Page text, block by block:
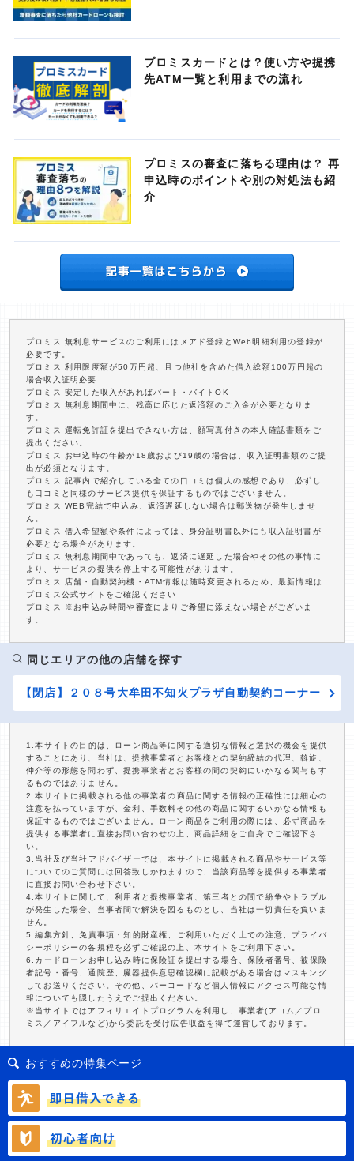
プロミスカードとは？使い方や提携
先ATM一覧と利用までの流れ
プロミスの審査に落ちる理由は？ 再
申込時のポイントや別の対処法も紹
介
プロミス 無利息サービスのご利用にはメアド登録とWeb明細利用の登録が
必要です。
プロミス 利用限度額が50万円超、且つ他社を含めた借入総額100万円超の
場合収入証明必要
プロミス 安定した収入があればパート・バイトOK
プロミス 無利息期間中に、残高に応じた返済額のご入金が必要となりま
す。
プロミス 運転免許証を提出できない方は、顔写真付きの本人確認書類をご
提出ください。
プロミス お申込時の年齢が18歳および19歳の場合は、収入証明書類のご提
出が必須となります。
プロミス 記事内で紹介している全ての口コミは個人の感想であり、必ずし
も口コミと同様のサービス提供を保証するものではございません。
プロミス WEB完結で申込み、返済遅延しない場合は郵送物が発生しませ
ん。
プロミス 借入希望額や条件によっては、身分証明書以外にも収入証明書が
必要となる場合があります。
プロミス 無利息期間中であっても、返済に遅延した場合やその他の事情に
より、サービスの提供を停止する可能性があります。
プロミス 店舗・自動契約機・ATM情報は随時変更されるため、最新情報は
プロミス公式サイトをご確認ください
プロミス ※お申込み時間や審査によりご希望に添えない場合がございま
す。
同じエリアの他の店舗を探す
【閉店】２０８号大牟田不知火プラザ自動契約コーナー
1.本サイトの目的は、ローン商品等に関する適切な情報と選択の機会を提供
することにあり、当社は、提携事業者とお客様との契約締結の代理、斡旋、
仲介等の形態を問わず、提携事業者とお客様の間の契約にいかなる関与もす
るものではありません。
2.本サイトに掲載される他の事業者の商品に関する情報の正確性には細心の
注意を払っていますが、金利、手数料その他の商品に関するいかなる情報も
保証するものではございません。ローン商品をご利用の際には、必ず商品を
提供する事業者に直接お問い合わせの上、商品詳細をご自身でご確認下さ
い。
3.当社及び当社アドバイザーでは、本サイトに掲載される商品やサービス等
についてのご質問には回答致しかねますので、当該商品等を提供する事業者
に直接お問い合わせ下さい。
4.本サイトに関して、利用者と提携事業者、第三者との間で紛争やトラブル
が発生した場合、当事者間で解決を図るものとし、当社は一切責任を負いま
せん。
5.編集方針、免責事項・知的財産権、ご利用いただく上での注意、プライバ
シーポリシーの各規程を必ずご確認の上、本サイトをご利用下さい。
6.カードローンお申し込み時に保険証を提出する場合、保険者番号、被保険
者記号・番号、通院歴、臓器提供意思確認欄に記載がある場合はマスキング
してお送りください。その他、バーコードなど個人情報にアクセス可能な情
報についても隠したうえでご提出ください。
※当サイトではアフィリエイトプログラムを利用し、事業者(アコム／プロ
ミス／アイフルなど)から委託を受け広告収益を得て運営しております。
おすすめの特集ページ